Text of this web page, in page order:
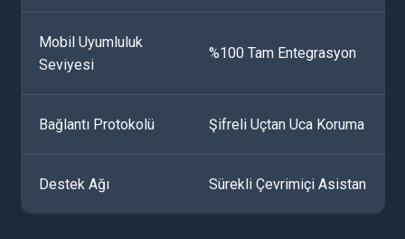
Mobil Uyumluluk
Seviyesi
%100 Tam Entegrasyon
Bağlantı Protokolü Şifreli Uçtan Uca Koruma
Destek Ağı Sürekli Çevrimiçi Asistan